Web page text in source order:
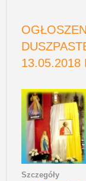
13.05.2018
Szczegóły